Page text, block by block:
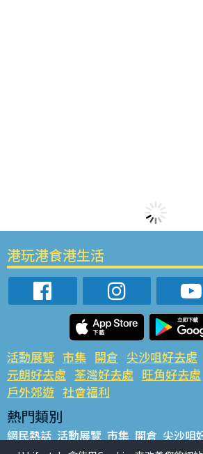
港玩港食港生活
活動展覽 市集 開倉 尖沙咀好去處
元朗好去處 荃灣好去處 旺角好去處
戶外郊遊 社會福利
熱門類別
網民熱話 活動展覽 市集 開倉 尖沙咀